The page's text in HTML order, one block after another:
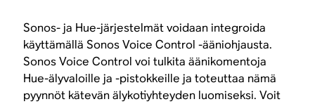
Sonos- ja Hue-järjestelmät voidaan integroida
käyttämällä Sonos Voice Control -ääniohjausta.
Sonos Voice Control voi tulkita äänikomentoja
Hue-älyvaloille ja -pistokkeille ja toteuttaa nämä
pyynnöt kätevän älykotiyhteyden luomiseksi. Voit